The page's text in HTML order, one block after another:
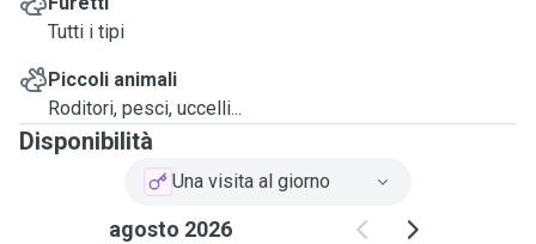
Tutti i tipi
Piccoli animali
Roditori, pesci, uccelli...
Disponibilità
Una visita al giorno
agosto 2026